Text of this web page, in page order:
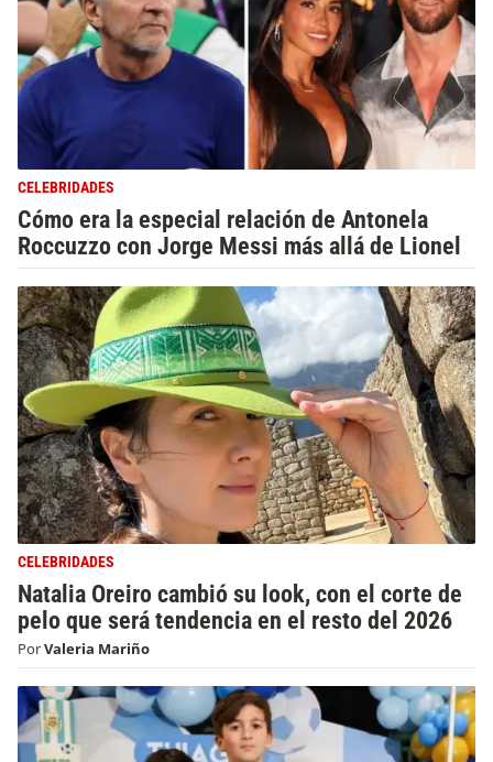
CELEBRIDADES
Cómo era la especial relación de Antonela
Roccuzzo con Jorge Messi más allá de Lionel
CELEBRIDADES
Natalia Oreiro cambió su look, con el corte de
pelo que será tendencia en el resto del 2026
PorValeria Mariño